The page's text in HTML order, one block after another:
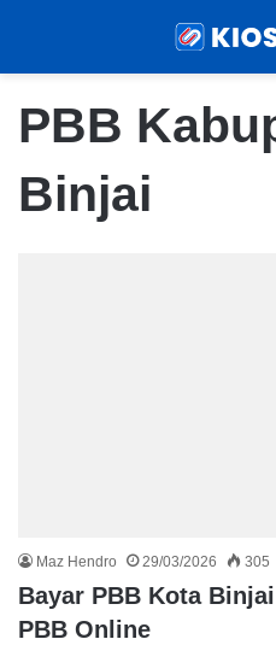
PBB
Binjai
Maz Hendro 29/03/2026 305
Bayar PBB Kota
PBB Online